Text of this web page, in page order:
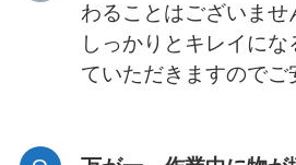
わることはございませ
しっかりとキレイに
ていただきますのでご